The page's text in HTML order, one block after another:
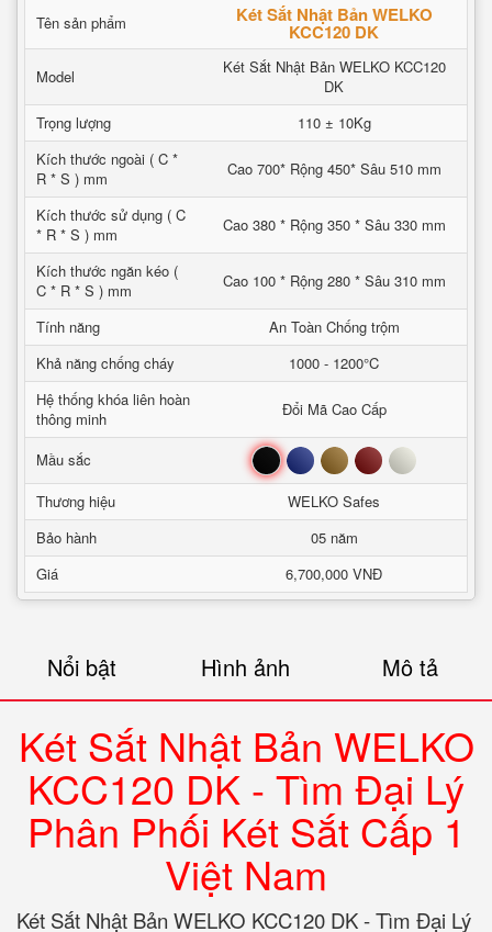
Tên sản phẩm Két Sắt Nhật Bản WELKO
KCC120 DK
Model
Két Sắt Nhật Bản WELKO KCC120
DK
Trọng lượng
110 ± 10Kg
Kích thước ngoài ( C *
R * S ) mm
Cao 700* Rộng 450* Sâu 510 mm
Kích thước sử dụng ( C
* R * S ) mm
Cao 380 * Rộng 350 * Sâu 330 mm
Kích thước ngăn kéo (
C * R * S ) mm
Cao 100 * Rộng 280 * Sâu 310 mm
Tính năng
An Toàn Chống trộm
Khả năng chống cháy
1000 - 1200°C
Hệ thống khóa liên hoàn
thông minh
Đổi Mã Cao Cấp
Mầu sắc Đen Xanh Nâu Đỏ Trắng
Thương hiệu
WELKO Safes
Bảo hành
05 năm
Giá
6,700,000 VNĐ
Nổi bật Hình ảnh Mô tả
Két Sắt Nhật Bản WELKO
KCC120 DK - Tìm Đại Lý
Phân Phối Két Sắt Cấp 1
Việt Nam
Két Sắt Nhật Bản WELKO KCC120 DK - Tìm Đại Lý